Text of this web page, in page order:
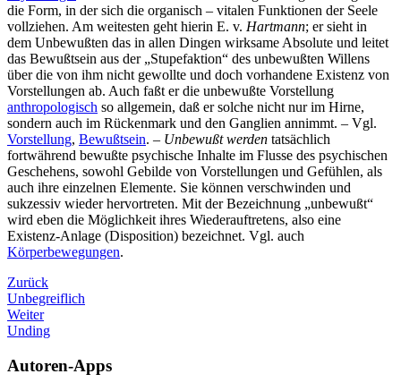
die Form, in der sich die organisch – vitalen Funktionen der Seele
vollziehen. Am weitesten geht hierin E. v. Hartmann; er sieht in
dem Unbewußten das in allen Dingen wirksame Absolute und leitet
das Bewußtsein aus der „Stupefaktion“ des unbewußten Willens
über die von ihm nicht gewollte und doch vorhandene Existenz von
Vorstellungen ab. Auch faßt er die unbewußte Vorstellung
anthropologisch so allgemein, daß er solche nicht nur im Hirne,
sondern auch im Rückenmark und den Ganglien annimmt. – Vgl.
Vorstellung, Bewußtsein. – Unbewußt werden tatsächlich
fortwährend bewußte psychische Inhalte im Flusse des psychischen
Geschehens, sowohl Gebilde von Vorstellungen und Gefühlen, als
auch ihre einzelnen Elemente. Sie können verschwinden und
sukzessiv wieder hervortreten. Mit der Bezeichnung „unbewußt“
wird eben die Möglichkeit ihres Wiederauftretens, also eine
Existenz-Anlage (Disposition) bezeichnet. Vgl. auch
Körperbewegungen.
Zurück
Unbegreiflich
Weiter
Unding
Autoren-Apps